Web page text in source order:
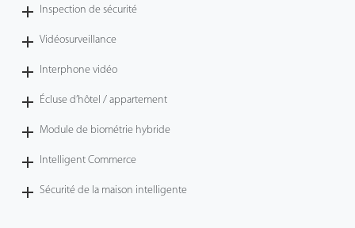
Inspection de sécurité
Vidéosurveillance
Interphone vidéo
Écluse d’hôtel / appartement
Module de biométrie hybride
Intelligent Commerce
Sécurité de la maison intelligente